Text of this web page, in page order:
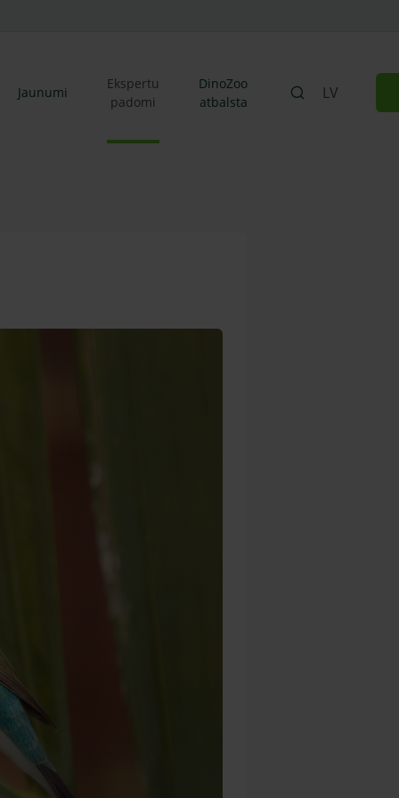
Jaunumi
Ekspertu
padomi
DinoZoo
atbalsta
LV